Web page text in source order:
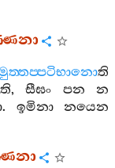
ති
, සීඝං පන
න
. ඉමිනා
නයෙන